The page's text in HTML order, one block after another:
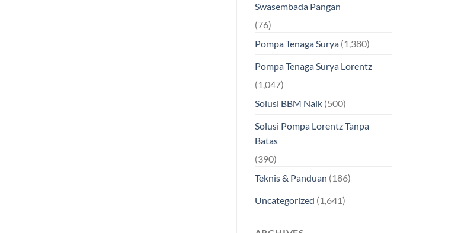
Swasembada Pangan
(76)
Pompa Tenaga Surya(1,380)
Pompa Tenaga Surya Lorentz
(1,047)
Solusi BBM Naik(500)
Solusi Pompa Lorentz Tanpa
Batas
(390)
Teknis & Panduan (186)
Uncategorized (1,641)